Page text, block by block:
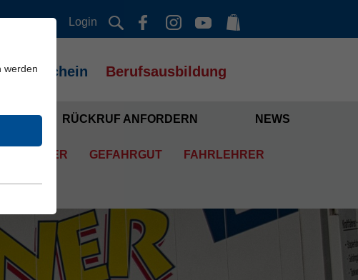
Login
Berufsausbildung
RÜCKRUF ANFORDERN NEWS
STAPLER GEFAHRGUT FAHRLEHRER
werden